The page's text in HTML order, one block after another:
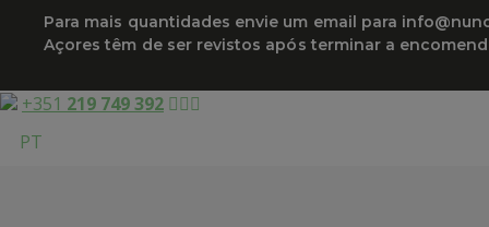
Saltar
conteúdo
Para mais quantidades envie um email para
Açores têm de ser revistos após terminar a
+351 219 749 392
PT